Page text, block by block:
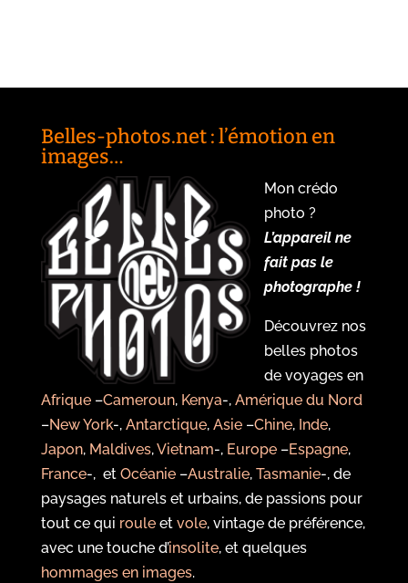
Belles-photos.net : l’émotion en
images…
Mon crédo
photo ?
L’appareil ne
fait pas le
photographe !
Découvrez nos
belles photos
de voyages en
Afrique–Cameroun, Kenya-, Amérique du Nord
–New York-, Antarctique, Asie–Chine, Inde,
Japon, Maldives,Vietnam-, Europe–Espagne,
France-, et Océanie–Australie, Tasmanie-, de
paysages naturels et urbains, de passions pour
tout ce qui rouleet vole, vintage de préférence,
avec une touche d’insolite, et quelques
hommages en images.